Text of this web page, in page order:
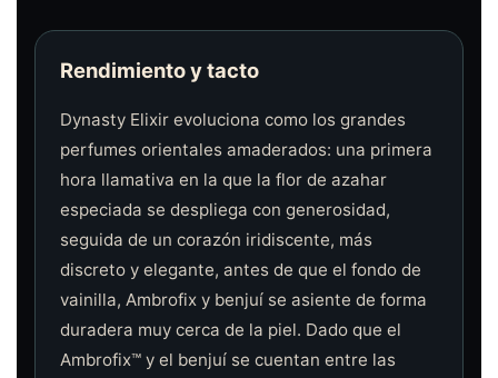
Rendimiento y tacto
Dynasty Elixir evoluciona como los grandes
perfumes orientales amaderados: una primera
hora llamativa en la que la flor de azahar
especiada se despliega con generosidad,
seguida de un corazón iridiscente, más
discreto y elegante, antes de que el fondo de
vainilla, Ambrofix y benjuí se asiente de forma
duradera muy cerca de la piel. Dado que el
Ambrofix™ y el benjuí se cuentan entre las